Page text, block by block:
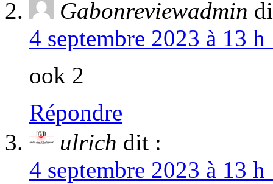
Gabonreviewadmin
4 septembre 2023 à 13
ook 2
Répondre
ulrich dit :
4 septembre 2023 à 13